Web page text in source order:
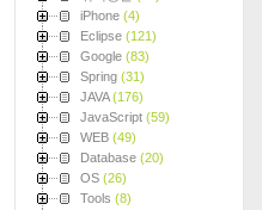
iPhone (4)
Eclipse (121)
Google (83)
Spring (31)
JAVA(176)
JavaScript (59)
WEB (49)
Database (20)
OS (26)
Tools (8)